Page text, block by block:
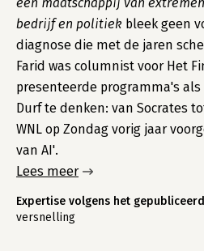
bedrijf en politiek bleek geen
diagnose die met de jaren
Farid was columnist voor Het
presenteerde programma's als
Durf te denken: van Socrates
WNL op Zondag vorig jaar
van AI'.
Lees meer
Expertise volgens het
versnelling